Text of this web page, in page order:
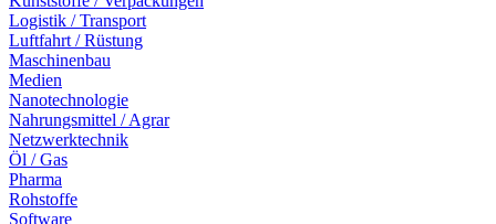
Logistik / Transport
Luftfahrt / Rüstung
Maschinenbau
Medien
Nanotechnologie
Nahrungsmittel / Agrar
Netzwerktechnik
Öl / Gas
Pharma
Rohstoffe
Software